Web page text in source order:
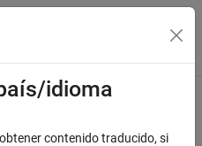
de navegación
idioma
contenido traducido, si